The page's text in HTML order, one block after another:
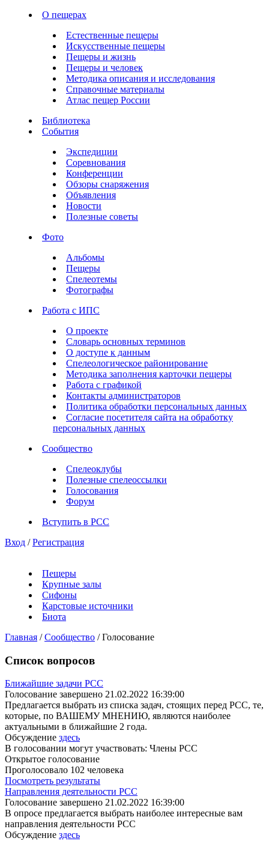
О пещерах
Естественные пещеры
Искусственные пещеры
Пещеры и жизнь
Пещеры и человек
Методика описания и исследования
Справочные материалы
Атлас пещер России
Библиотека
События
Экспедиции
Соревнования
Конференции
Обзоры снаряжения
Объявления
Новости
Полезные советы
Фото
Альбомы
Пещеры
Спелеотемы
Фотографы
Работа с ИПС
О проекте
Словарь основных терминов
О доступе к данным
Спелеологическое районирование
Методика заполнения карточки пещеры
Работа с графикой
Контакты администраторов
Политика обработки персональных данных
Согласие посетителя сайта на обработку
персональных данных
Сообщество
Спелеоклубы
Полезные спелеоссылки
Голосования
Форум
Вступить в РСС
Вход / Регистрация
Пещеры
Крупные залы
Сифоны
Карстовые источники
Биота
Главная / Сообщество / Голосование
Список вопросов
Ближайшие задачи РСС
Голосование завершено 21.02.2022 16:39:00
Предлагается выбрать из списка задач, стоящих перед РСС, те,
которые, по ВАШЕМУ МНЕНИЮ, являются наиболее
актуальными в ближайшие 2 года.
Обсуждение здесь
В голосовании могут участвовать: Члены РСС
Открытое голосование
Проголосовало 102 человека
Посмотреть результаты
Направления деятельности РСС
Голосование завершено 21.02.2022 16:39:00
В опросе предлагается выбрать наиболее интересные вам
направления деятельности РСС
Обсуждение здесь